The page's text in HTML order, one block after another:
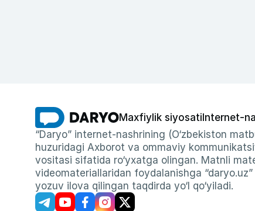
Maxfiylik siyosati Internet-
“Daryo” internet-nashrining (O‘zbekiston
huzuridagi Axborot va ommaviy
vositasi sifatida ro‘yxatga olingan. Matnli
videomateriallaridan foydalanishga
yozuv ilova qilingan taqdirda yo‘l qo‘yiladi.